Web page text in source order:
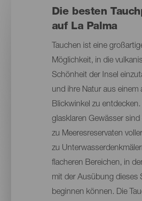
Die besten
auf La Palma
Tauchen ist eine
Möglichkeit, in die
Schönheit der Insel
und ihre Natur aus einem
Blickwinkel zu entdecken.
glasklaren Gewässer sind
zu Meeresreservaten
zu
flacheren Bereichen, in
mit der Ausübung dieses
beginnen können. Die